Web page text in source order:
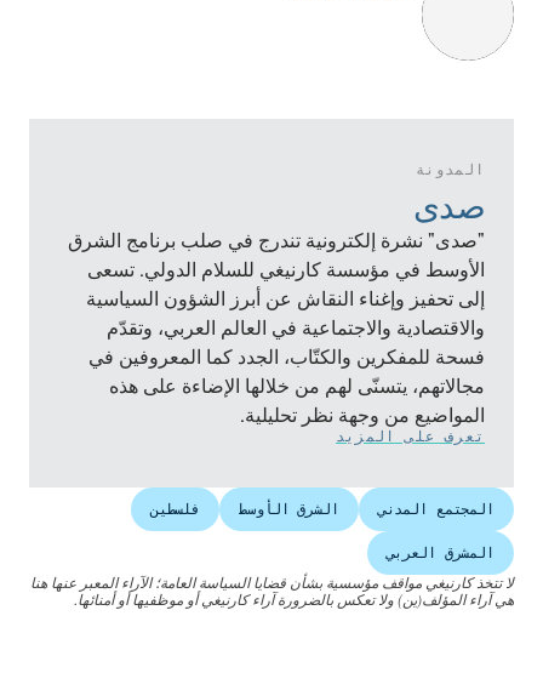
المدونة
صدى
"صدى" نشرة إلكترونية تندرج في صلب برنامج الشرق
الأوسط في مؤسسة كارنيغي للسلام الدولي. تسعى
إلى تحفيز وإغناء النقاش عن أبرز الشؤون السياسية
والاقتصادية والاجتماعية في العالم العربي، وتقدّم
فسحة للمفكرين والكتّاب، الجدد كما المعروفين في
مجالاتهم، يتسنّى لهم من خلالها الإضاءة على هذه
المواضيع من وجهة نظر تحليلية.
تعرف على المزيد
المجتمع المدني الشرق الأوسط فلسطين
المشرق العربي
لا تتخذ كارنيغي مواقف مؤسسية بشأن قضايا السياسة العامة؛ الآراء المعبر عنها هنا
هي آراء المؤلف(ين) ولا تعكس بالضرورة آراء كارنيغي أو موظفيها أو أمنائها.